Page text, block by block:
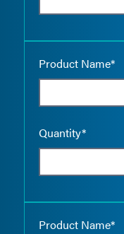
Product Name*
Quantity*
Product Name*